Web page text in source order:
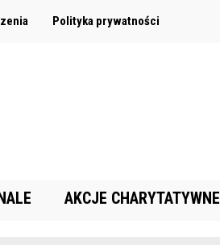
Polityka prywatności
AKCJE CHARYTATYWNE